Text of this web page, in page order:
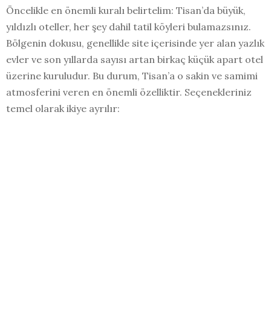
Öncelikle en önemli kuralı belirtelim: Tisan’da büyük,
yıldızlı oteller, her şey dahil tatil köyleri bulamazsınız.
Bölgenin dokusu, genellikle site içerisinde yer alan yazlık
evler ve son yıllarda sayısı artan birkaç küçük apart otel
üzerine kuruludur. Bu durum, Tisan’a o sakin ve samimi
atmosferini veren en önemli özelliktir. Seçenekleriniz
temel olarak ikiye ayrılır: